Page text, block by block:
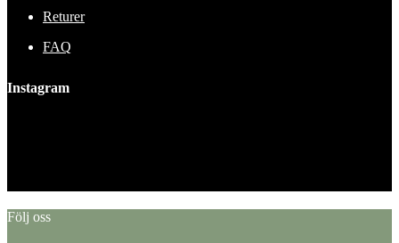
Returer
FAQ
Instagram
Följ oss